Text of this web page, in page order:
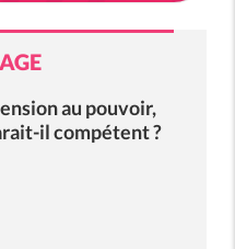
au pouvoir,
il compétent ?